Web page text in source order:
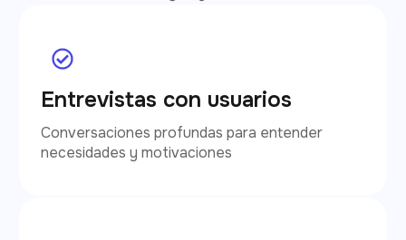
Entrevistas con usuarios
Conversaciones profundas para entender
necesidades y motivaciones